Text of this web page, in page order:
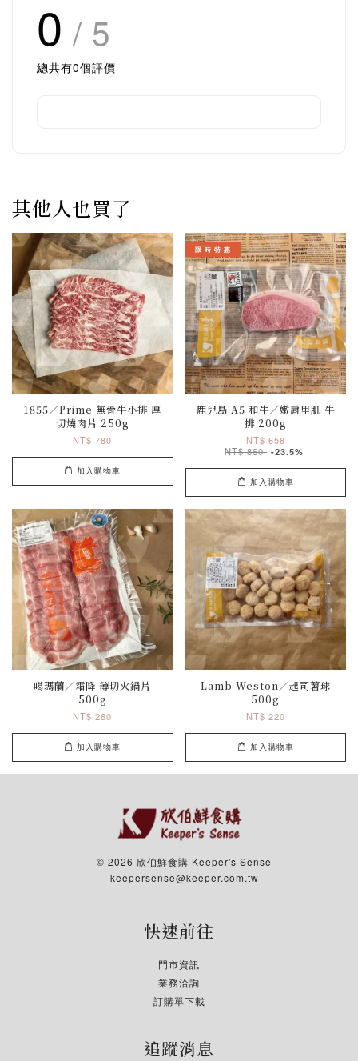
0 / 5
總共有0個評價
其他人也買了
1855／Prime 無骨牛小排 厚
切燒肉片 250g
NT$ 780
加入購物車
限 時 特 惠
鹿兒島 A5 和牛／嫩肩里肌 牛
排 200g
NT$ 658
NT$ 860 -23.5%
加入購物車
噶瑪蘭／霜降 薄切火鍋片
500g
NT$ 280
加入購物車
Lamb Weston／起司薯球
500g
NT$ 220
加入購物車
© 2026 欣伯鮮食購 Keeper's Sense
keepersense@keeper.com.tw
快速前往
門市資訊
業務洽詢
訂購單下載
追蹤消息